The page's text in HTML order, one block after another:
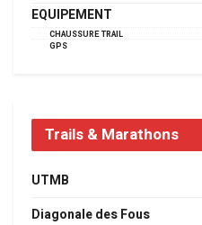
EQUIPEMENT
CHAUSSURE TRAIL
GPS
Trails & Marathons
UTMB
Diagonale des Fous